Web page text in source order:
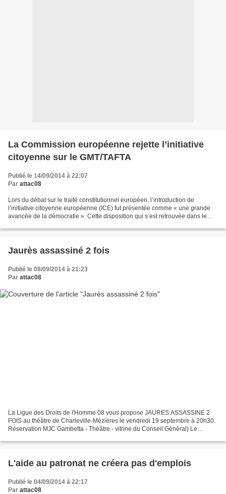
La Commission européenne rejette l’initiative
citoyenne sur le GMT/TAFTA
Publié le 14/09/2014 à 22:07
Par attac08
Lors du débat sur le traité constitutionnel européen, l’introduction de
l’initiative citoyenne européenne (ICE) fut présentée comme « une grande
avancée de la démocratie ». Cette disposition qui s’est retrouvée dans le
Jaurès assassiné 2 fois
Publié le 08/09/2014 à 21:23
Par attac08
La Ligue des Droits de l'Homme 08 vous propose JAURES ASSASSINE 2
FOIS au théâtre de Charleville-Mézières le vendredi 19 septembre à 20h30.
Réservation MJC Gambetta - Théâtre - vitrine du Conseil Général) Le
L'aide au patronat ne créera pas d'emplois
Publié le 04/09/2014 à 22:17
Par attac08